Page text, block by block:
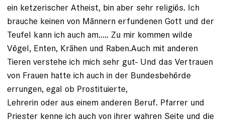
ein ketzerischer Atheist, bin aber sehr religiös. Ich
brauche keinen von Männern erfundenen Gott und der
Teufel kann ich auch am..... Zu mir kommen wilde
Vögel, Enten, Krähen und Raben.Auch mit anderen
Tieren verstehe ich mich sehr gut- Und das Vertrauen
von Frauen hatte ich auch in der Bundesbehörde
errungen, egal ob Prostituierte,
Lehrerin oder aus einem anderen Beruf. Pfarrer und
Priester kenne ich auch von ihrer wahren Seite und die